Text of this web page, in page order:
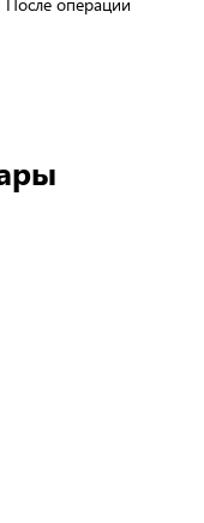
После операции